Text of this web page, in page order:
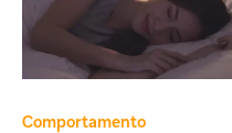
Comportamento